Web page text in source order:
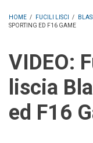
HOME / FUCILI LISCI /
SPORTING ED F16 GAME
VIDEO: Fucili a canna
liscia
ed F16